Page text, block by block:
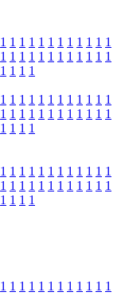
1 1 1 1 1 1 1 1 1 1 1 1
1 1 1 1 1 1 1 1 1 1 1 1
1 1 1 1
1 1 1 1 1 1 1 1 1 1 1 1
1 1 1 1 1 1 1 1 1 1 1 1
1 1 1 1
1 1 1 1 1 1 1 1 1 1 1 1
1 1 1 1 1 1 1 1 1 1 1 1
1 1 1 1
1 1 1 1 1 1 1 1 1 1 1 1